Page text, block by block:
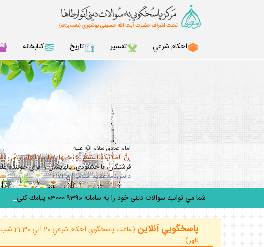
احكام شرعي تفسير تاريخ كتابخانه
امام صادق سلام الله عليه :
إنَّ المَلائِكَةَ لَتَضَعُ أجنِحَتَها لِطالِبِ العِلمِ َرِضًى
فرشتگان، با خشنودى، بال‏هايشان را براى جوينده
دانش‌نامه عقايد اسلامي: ح 2174
شما مي توانيد سوالات ديني خود را به سامانه «30001939» پيامك كنيد.
پاسخگويي آنلاين
ظهر)